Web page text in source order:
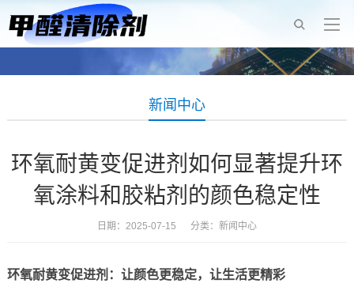
新闻中心
环氧耐黄变促进剂如何显著提升环
氧涂料和胶粘剂的颜色稳定性
日期：2025-07-15 分类： 新闻中心
环氧耐黄变促进剂：让颜色更稳定，让生活更精彩